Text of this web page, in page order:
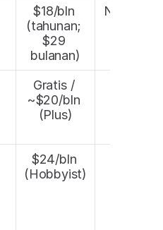
$18/bln
(tahunan;
$29
bulanan)
N/A (hanya
Gratis /
~$20/bln
(Plus)
$24/bln
(Hobbyist)